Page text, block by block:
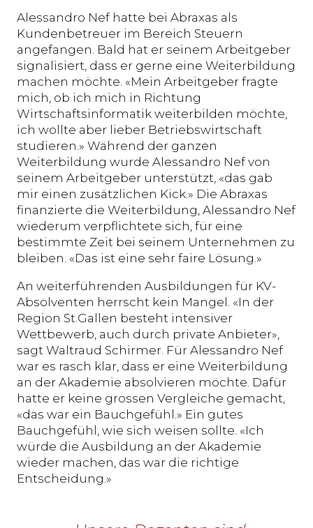
Alessandro Nef hatte bei Abraxas als
Kundenbetreuer im Bereich Steuern
angefangen. Bald hat er seinem Arbeitgeber
signalisiert, dass er gerne eine Weiterbildung
machen möchte. «Mein Arbeitgeber fragte
mich, ob ich mich in Richtung
Wirtschaftsinformatik weiterbilden möchte,
ich wollte aber lieber Betriebswirtschaft
studieren.» Während der ganzen
Weiterbildung wurde Alessandro Nef von
seinem Arbeitgeber unterstützt, «das gab
mir einen zusätzlichen Kick.» Die Abraxas
finanzierte die Weiterbildung, Alessandro Nef
wiederum verpflichtete sich, für eine
bestimmte Zeit bei seinem Unternehmen zu
bleiben. «Das ist eine sehr faire Lösung.»
An weiterführenden Ausbildungen für KV-
Absolventen herrscht kein Mangel. «In der
Region St.Gallen besteht intensiver
Wettbewerb, auch durch private Anbieter»,
sagt Waltraud Schirmer. Für Alessandro Nef
war es rasch klar, dass er eine Weiterbildung
an der Akademie absolvieren möchte. Dafür
hatte er keine grossen Vergleiche gemacht,
«das war ein Bauchgefühl.» Ein gutes
Bauchgefühl, wie sich weisen sollte. «Ich
würde die Ausbildung an der Akademie
wieder machen, das war die richtige
Entscheidung.»